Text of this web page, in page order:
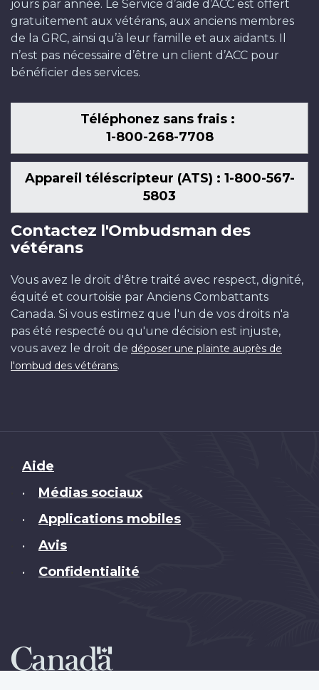
jours par année. Le Service d’aide d’ACC est offert
gratuitement aux vétérans, aux anciens membres
de la GRC, ainsi qu’à leur famille et aux aidants. Il
n’est pas nécessaire d’être un client d’ACC pour
bénéficier des services.
Téléphonez sans frais :
1-800-268-7708
Appareil téléscripteur (ATS) : 1-800-567-
5803
Contactez l'Ombudsman des
vétérans
Vous avez le droit d'être traité avec respect, dignité,
équité et courtoisie par Anciens Combattants
Canada. Si vous estimez que l'un de vos droits n'a
pas été respecté ou qu'une décision est injuste,
vous avez le droit de déposer une plainte auprès de
l'ombud des vétérans.
Brand
Aide
• Médias sociaux
• Applications mobiles
• Avis
• Confidentialité